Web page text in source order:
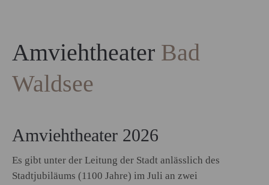
Amviehtheater Bad
Waldsee
Amviehtheater 2026
Es gibt unter der Leitung der Stadt anlässlich des
Stadtjubiläums (1100 Jahre) im Juli an zwei